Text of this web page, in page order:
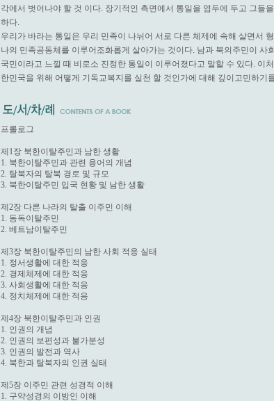
각에서 벗어나야 할 것 이다. 장기적인 측면에서 통일을 염두에 두고 그들
하다.
우리가 바라는 통일은 우리 민족이 나뉘어 서로 다른 체제에 속해 살면서
나의 민족공동체를 이루어조화롭게 살아가는 것이다. 남과 북의주민이 사
국민이라고 느낄 때 비로소 진정한 통일이 이루어졌다고 말할 수 있다. 이
한민국을 위해 어떻게 기독교복지를 실천 할 것인가에 대해 깊이고민하기
프롤로그
제1장 북한이탈주민과 남한 생활
1. 북한이탈주민과 관련 용어의 개념
2. 탈북자의 탈북 경로 및 규모
3. 북한이탈주민 입국 현황 및 남한 생활
제2장 다른 나라의 탈출 이주민 이해
1. 동독이탈주민
2. 베트남이탈주민
제3장 북한이탈주민의 남한 사회 적응 실태
1. 정서생활에 대한 적응
2. 경제체제에 대한 적응
3. 사회생활에 대한 적응
4. 정치체제에 대한 적응
제4장 북한이탈주민과 인권
1. 인권의 개념
2. 인권의 보편성과 불가분성
3. 인권의 발전과 역사
4. 북한과 탈북자의 인권 실태
제5장 이주민 관련 성경적 이해
1. 구약성경의 이방인 이해